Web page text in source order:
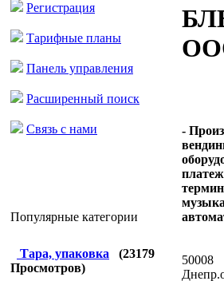
Регистрация
Тарифные планы
Панель управления
Расширенный поиск
Связь с нами
Популярные категории
Тара, упаковка (23179
Просмотров)
-
50008